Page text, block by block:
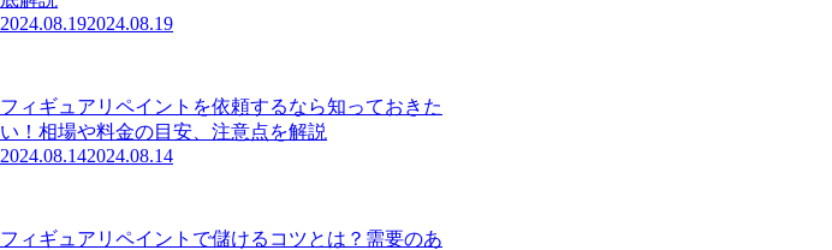
2024.08.192024.08.19
フィギュアリペイントを依頼するなら知っておきた
い！相場や料金の目安、注意点を解説
2024.08.142024.08.14
フィギュアリペイントで儲けるコツとは？需要のあ